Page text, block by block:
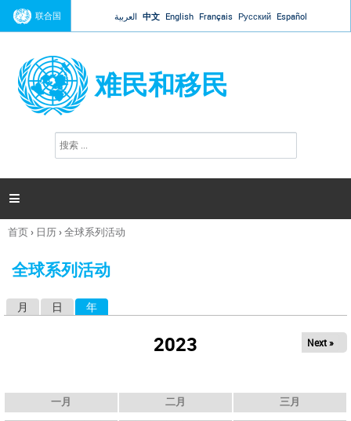
Jump to navigation
联合国 العربية 中文 English Français Русский Español
难民和移民
搜
索

你
这
首页› 日历›全球系列活动
全球系列活动
月 日 年
2023 Next »
一月 二月 三月